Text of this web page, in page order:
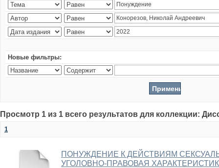
Новые фильтры:
Просмотр 1 из 1 всего результатов для коллекции:
1
ПОНУЖДЕНИЕ К ДЕЙСТВИЯМ
УГОЛОВНО-ПРАВОВАЯ